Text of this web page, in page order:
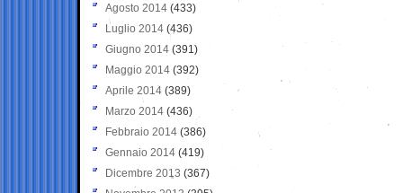
Agosto 2014 (433)
Luglio 2014 (436)
Giugno 2014 (391)
Maggio 2014 (392)
Aprile 2014 (389)
Marzo 2014 (436)
Febbraio 2014 (386)
Gennaio 2014 (419)
Dicembre 2013 (367)